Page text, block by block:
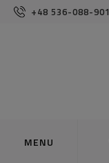
+48 536-088-901